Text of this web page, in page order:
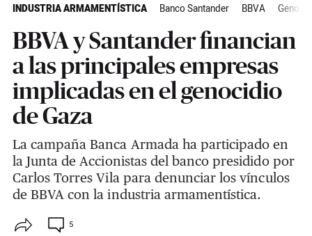
INDUSTRIA ARMAMENTÍSTICA Banco Santander BBVA
BBVA y Santander financian
a las principales empresas
implicadas en el genocidio
de Gaza
La campaña Banca Armada ha participado en
la Junta de Accionistas del banco presidido por
Carlos Torres Vila para denunciar los vínculos
de BBVA con la industria armamentística.
5